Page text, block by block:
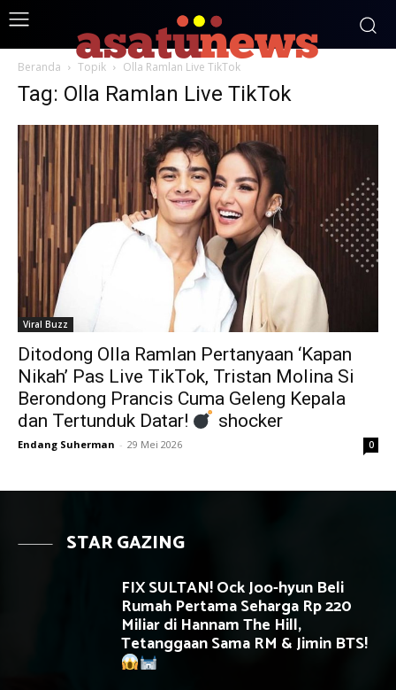
Beranda Topik Olla Ramlan Live TikTok
Tag: Olla Ramlan Live TikTok
Viral Buzz
Ditodong Olla Ramlan Pertanyaan ‘Kapan
Nikah’ Pas Live TikTok, Tristan Molina Si
Berondong Prancis Cuma Geleng Kepala
dan Tertunduk Datar!
shocker
Endang Suherman - 29 Mei 2026 0
STAR GAZING
FIX SULTAN! Ock Joo-hyun Beli
Rumah Pertama Seharga Rp 220
Miliar di Hannam The Hill,
Tetanggaan Sama RM & Jimin BTS!